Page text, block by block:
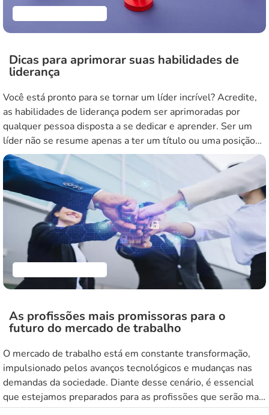
Dicas para aprimorar suas habilidades de
liderança
Você está pronto para se tornar um líder incrível? Acredite,
as habilidades de liderança podem ser aprimoradas por
qualquer pessoa disposta a se dedicar e aprender. Ser um
líder não se resume apenas a ter um título ou uma posição
de autoridade. É sobre inspirar e motivar as pessoas ao seu
redor, construindo equipes eficientes […]
As profissões mais promissoras para o
futuro do mercado de trabalho
O mercado de trabalho está em constante transformação,
impulsionado pelos avanços tecnológicos e mudanças nas
demandas da sociedade. Diante desse cenário, é essencial
que estejamos preparados para as profissões que serão mais
valorizadas no futuro. Neste artigo, vamos explorar as